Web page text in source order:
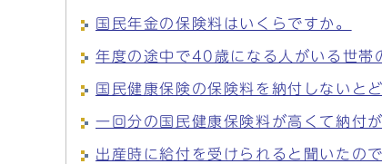
国民年金の保険料はいくらですか。
年度の途中で40歳になる人がいる世帯
国民健康保険の保険料を納付しないと
一回分の国民健康保険料が高くて納付
出産時に給付を受けられると聞いたの